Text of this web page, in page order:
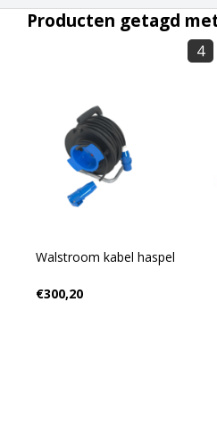
Producten getagd
4
Walstroom kabel haspel
€300,20